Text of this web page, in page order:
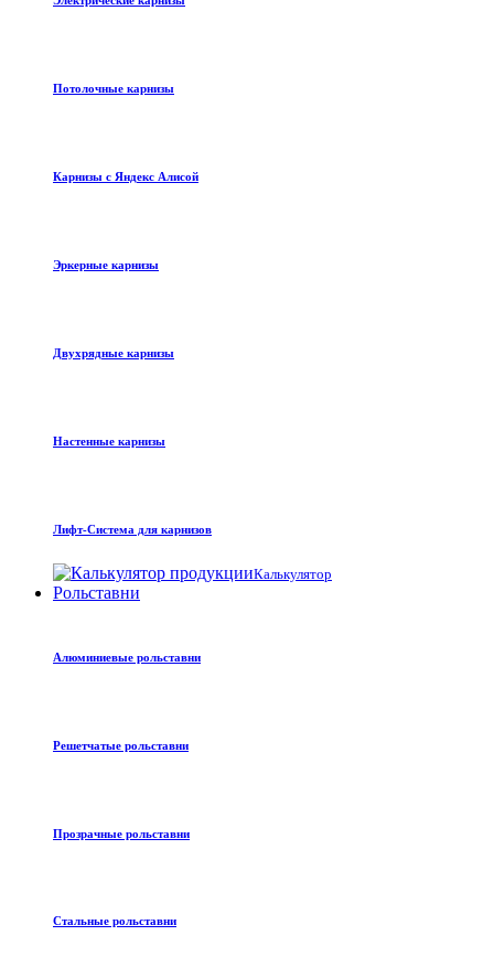
Потолочные карнизы
Карнизы с Яндекс Алисой
Эркерные карнизы
Двухрядные карнизы
Настенные карнизы
Лифт-Система для карнизов
Калькулятор
Рольставни
Алюминиевые рольставни
Решетчатые рольставни
Прозрачные рольставни
Стальные рольставни